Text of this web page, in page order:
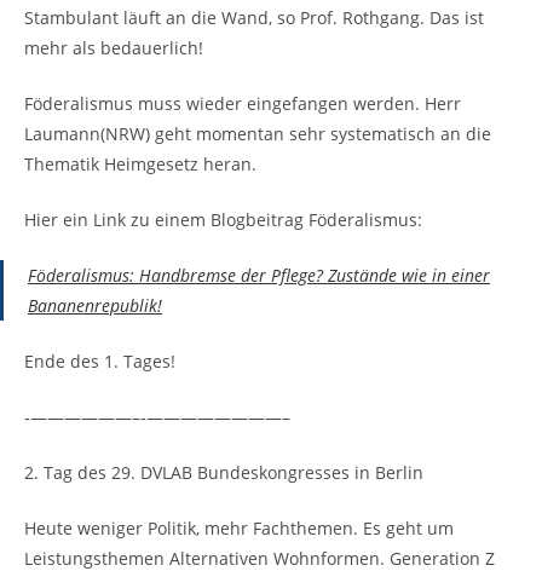
Stambulant läuft an die Wand, so Prof. Rothgang. Das ist
mehr als bedauerlich!
Föderalismus muss wieder eingefangen werden. Herr
Laumann(NRW) geht momentan sehr systematisch an die
Thematik Heimgesetz heran.
Hier ein Link zu einem Blogbeitrag Föderalismus:
Föderalismus: Handbremse der Pflege? Zustände wie in einer
Bananenrepublik!
Ende des 1. Tages!
‐——————–‐————————–
2. Tag des 29. DVLAB Bundeskongresses in Berlin
Heute weniger Politik, mehr Fachthemen. Es geht um
Leistungsthemen Alternativen Wohnformen. Generation Z